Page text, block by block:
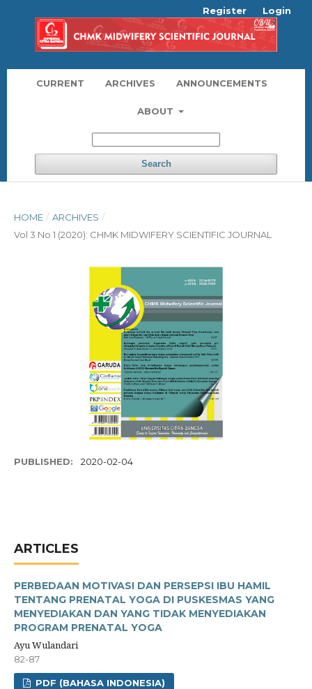
CURRENT ARCHIVES ANNOUNCEMENTS
ABOUT
Search
Register Login
HOME / ARCHIVES /
Vol 3 No 1 (2020): CHMK MIDWIFERY SCIENTIFIC JOURNAL
PUBLISHED: 2020-02-04
ARTICLES
PERBEDAAN MOTIVASI DAN PERSEPSI IBU HAMIL
TENTANG PRENATAL YOGA DI PUSKESMAS YANG
MENYEDIAKAN DAN YANG TIDAK MENYEDIAKAN
PROGRAM PRENATAL YOGA
Ayu Wulandari
82-87
PDF (BAHASA INDONESIA)